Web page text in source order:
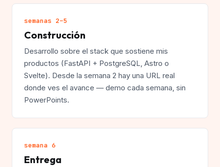
semanas 2–5
Construcción
Desarrollo sobre el stack que sostiene mis
productos (FastAPI + PostgreSQL, Astro o
Svelte). Desde la semana 2 hay una URL real
donde ves el avance — demo cada semana, sin
PowerPoints.
semana 6
Entrega